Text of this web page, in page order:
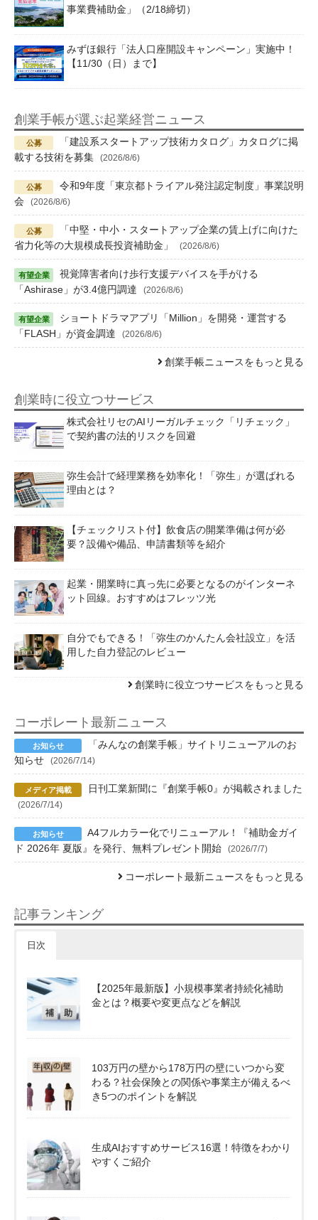
事業費補助金」（2/18締切）
みずほ銀行「法人口座開設キャンペーン」実施中！
【11/30（日）まで】
創業手帳が選ぶ起業経営ニュース
「建設系スタートアップ技術カタログ」カタログに掲
載する技術を募集
(2026/8/6)
令和9年度「東京都トライアル発注認定制度」事業説明
会
(2026/8/6)
「中堅・中小・スタートアップ企業の賃上げに向けた
省力化等の大規模成長投資補助金」
(2026/8/6)
視覚障害者向け歩行支援デバイスを手がける
「Ashirase」が3.4億円調達
(2026/8/6)
ショートドラマアプリ「Million」を開発・運営する
「FLASH」が資金調達
(2026/8/6)
創業手帳ニュースをもっと見る
創業時に役立つサービス
株式会社リセのAIリーガルチェック「リチェック」
で契約書の法的リスクを回避
弥生会計で経理業務を効率化！「弥生」が選ばれる
理由とは？
【チェックリスト付】飲食店の開業準備は何が必
要？設備や備品、申請書類等を紹介
起業・開業時に真っ先に必要となるのがインターネ
ット回線。おすすめはフレッツ光
自分でもできる！「弥生のかんたん会社設立」を活
用した自力登記のレビュー
創業時に役立つサービスをもっと見る
コーポレート最新ニュース
「みんなの創業手帳」サイトリニューアルのお
知らせ
(2026/7/14)
日刊工業新聞に『創業手帳0』が掲載されました
(2026/7/14)
A4フルカラー化でリニューアル！『補助金ガイ
ド 2026年 夏版』を発行、無料プレゼント開始
(2026/7/7)
コーポレート最新ニュースをもっと見る
記事ランキング
日次
【2025年最新版】小規模事業者持続化補助
金とは？概要や変更点などを解説
103万円の壁から178万円の壁にいつから変
わる？社会保険との関係や事業主が備えるべ
き5つのポイントを解説
生成AIおすすめサービス16選！特徴をわかり
やすくご紹介